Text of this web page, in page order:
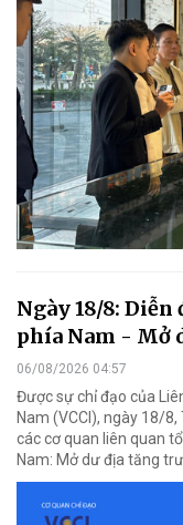
Ngày 18/8:
phía Nam - Mở
06/08/2026 04:57
Được sự chỉ đạo của
Nam (VCCI), ngày 18/
các cơ quan liên quan
Nam: Mở dư địa tăng